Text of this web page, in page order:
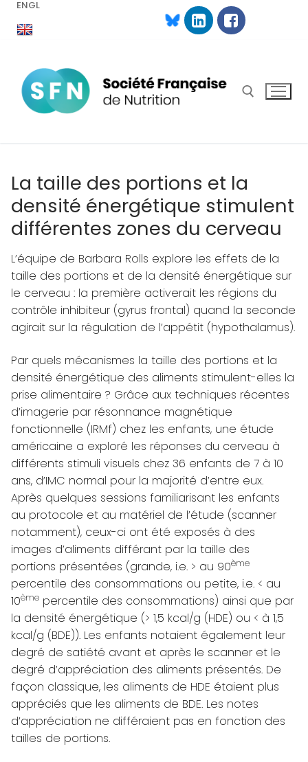
AllerENGL
La taille des portions et la
densité énergétique stimulent
différentes zones du cerveau
L’équipe de Barbara Rolls explore les effets de la
taille des portions et de la densité énergétique sur
le cerveau : la première activerait les régions du
contrôle inhibiteur (gyrus frontal) quand la seconde
agirait sur la régulation de l’appétit (hypothalamus).
Par quels mécanismes la taille des portions et la
densité énergétique des aliments stimulent-elles la
prise alimentaire ? Grâce aux techniques récentes
d’imagerie par résonnance magnétique
fonctionnelle (IRMf) chez les enfants, une étude
américaine a exploré les réponses du cerveau à
différents stimuli visuels chez 36 enfants de 7 à 10
ans, d’IMC normal pour la majorité d’entre eux.
Après quelques sessions familiarisant les enfants
au protocole et au matériel de l’étude (scanner
notamment), ceux-ci ont été exposés à des
images d’aliments différant par la taille des
portions présentées (grande, i.e. > au 90ème
percentile des consommations ou petite, i.e. < au
10ème percentile des consommations) ainsi que par
la densité énergétique (> 1,5 kcal/g (HDE) ou < à 1,5
kcal/g (BDE)). Les enfants notaient également leur
degré de satiété avant et après le scanner et le
degré d’appréciation des aliments présentés. De
façon classique, les aliments de HDE étaient plus
appréciés que les aliments de BDE. Les notes
d’appréciation ne différaient pas en fonction des
tailles de portions.